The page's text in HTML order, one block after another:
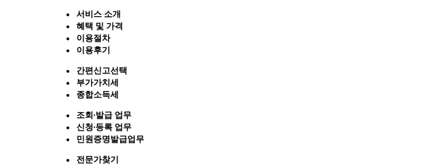
서비스 소개
혜택 및 가격
이용절차
이용후기
간편신고선택
부가가치세
종합소득세
조회∙발급 업무
신청∙등록 업무
민원증명발급업무
전문가찾기